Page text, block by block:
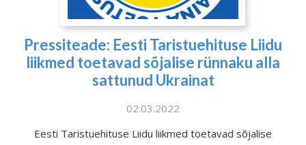
Pressiteade: Eesti Taristuehituse Liidu
liikmed toetavad sõjalise rünnaku alla
sattunud Ukrainat
02.03.2022
Eesti Taristuehituse Liidu liikmed toetavad sõjalise